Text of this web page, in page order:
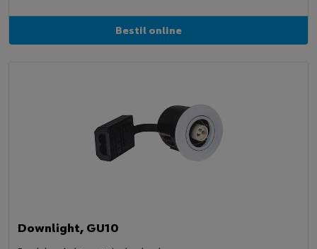
Bestil online
Downlight, GU10